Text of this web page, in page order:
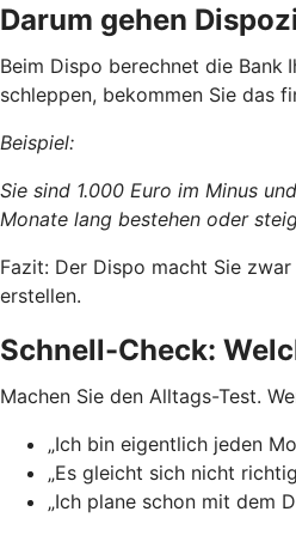
Darum gehen
Beim Dispo berechnet die Bank
schleppen, bekommen Sie das
Beispiel:
Sie sind 1.000 Euro im Minus
Monate lang bestehen oder
Fazit: Der Dispo macht Sie
erstellen.
Schnell-Check:
Machen Sie den Alltags-Test.
„Ich bin eigentlich jeden
„Es gleicht sich nicht
„Ich plane schon mit dem